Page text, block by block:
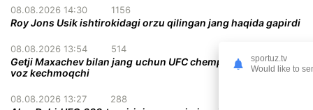
08.08.2026 14:30 1156
Roy Jons Usik ishtirokidagi orzu qilingan jang haqida gapirdi
08.08.2026 13:54 514
Getji Maxachev bilan jang uchun UFC chempionlik kamaridan
voz kechmoqchi
08.08.2026 13:27 288
sportuz.tv
Would like to